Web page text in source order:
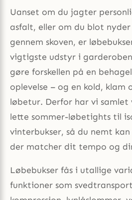
Uanset om du jagter
asfalt, eller om du blot
gennem skoven, er
vigtigste udstyr i
gøre forskellen på en
oplevelse – og en kold, klam
løbetur. Derfor har vi
lette sommer-løbetights til
vinterbukser, så du nemt
der matcher dit tempo og
Løbebukser fås i utallige
funktioner som